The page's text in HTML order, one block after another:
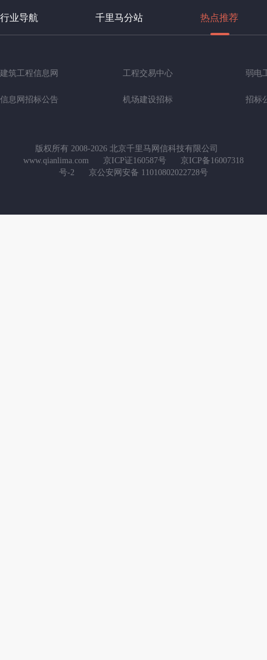
行业导航 千里马分站 热点推荐
建筑工程信息网 工程交易中心 弱电
信息网招标公告 机场建设招标 招标
版权所有 2008-2026 北京千里马网信科技有限公司
www.qianlima.com
京ICP证160587号
京ICP备16007318
号-2
京公安网安备 11010802022728号